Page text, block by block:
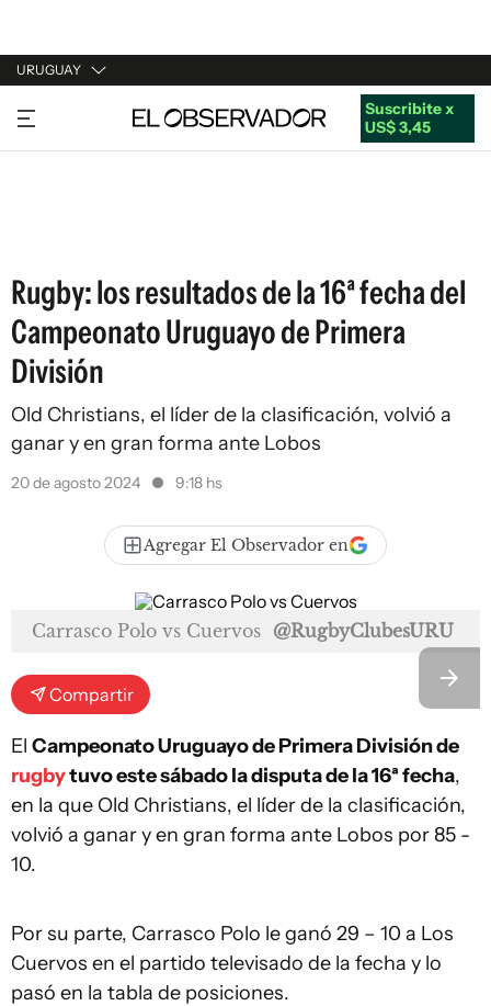
URUGUAY
URUGUAY
ARGENTINA
Suscribite x
US$ 3,45
Rugby: los resultados de la 16ª fecha del
Campeonato Uruguayo de Primera
División
Old Christians, el líder de la clasificación, volvió a
ganar y en gran forma ante Lobos
20 de agosto 2024 9:18 hs
Agregar El Observador en
Carrasco Polo vs Cuervos @RugbyClubesURU
Compartir
El Campeonato Uruguayo de Primera División de
rugbytuvo este sábado la disputa de la 16ª fecha,
en la que Old Christians, el líder de la clasificación,
volvió a ganar y en gran forma ante Lobos por 85 -
10.
Por su parte, Carrasco Polo le ganó 29 – 10 a Los
Cuervos en el partido televisado de la fecha y lo
pasó en la tabla de posiciones.